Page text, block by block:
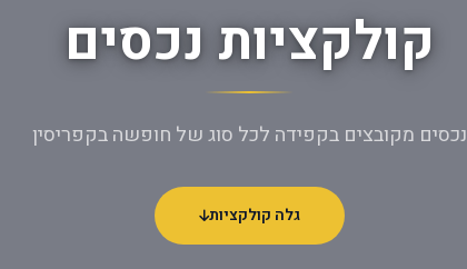
קולקציות נכסים
נכסים מקובצים בקפידה לכל סוג של חופשה בקפריסין
גלה קולקציות